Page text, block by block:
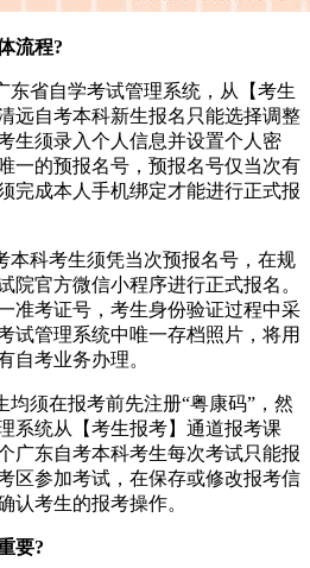
流程?
省自学考试管理系统，从【考生
远自考本科新生报名只能选择调整
生须录入个人信息并设置个人密
一的预报名号，预报名号仅当次有
完成本人手机绑定才能进行正式报
科考生须凭当次预报名号，在规
院官方微信小程序进行正式报名。
准考证号，考生身份验证过程中采
试管理系统中唯一存档照片，将用
自考业务办理。
须在报考前先注册“粤康码”，然
系统从【考生报考】通道报考课
广东自考本科考生每次考试只能报
区参加考试，在保存或修改报考信
认考生的报考操作。
要?